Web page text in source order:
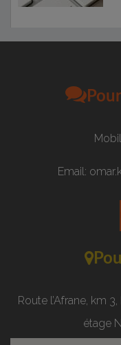
Email:
Route l’Afrane, km
étage